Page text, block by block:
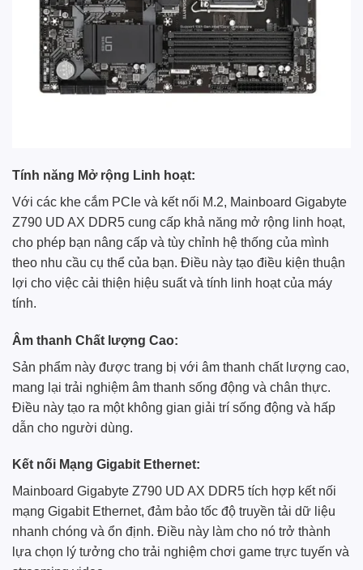
Tính năng Mở rộng Linh hoạt:
Với các khe cắm PCIe và kết nối M.2, Mainboard Gigabyte
Z790 UD AX DDR5 cung cấp khả năng mở rộng linh hoạt,
cho phép bạn nâng cấp và tùy chỉnh hệ thống của mình
theo nhu cầu cụ thể của bạn. Điều này tạo điều kiện thuận
lợi cho việc cải thiện hiệu suất và tính linh hoạt của máy
tính.
Âm thanh Chất lượng Cao:
Sản phẩm này được trang bị với âm thanh chất lượng cao,
mang lại trải nghiệm âm thanh sống động và chân thực.
Điều này tạo ra một không gian giải trí sống động và hấp
dẫn cho người dùng.
Kết nối Mạng Gigabit Ethernet:
Mainboard Gigabyte Z790 UD AX DDR5 tích hợp kết nối
mạng Gigabit Ethernet, đảm bảo tốc độ truyền tải dữ liệu
nhanh chóng và ổn định. Điều này làm cho nó trở thành
lựa chọn lý tưởng cho trải nghiệm chơi game trực tuyến và